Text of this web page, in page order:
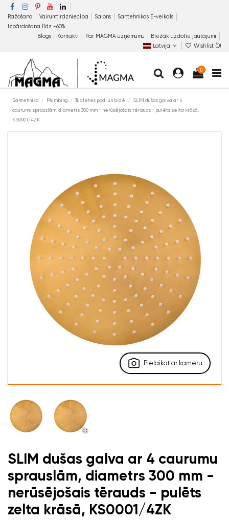
Ražošana Vairumtirdzniecība Salons
Santehnikas E-veikals
Izpārdošana līdz −60%
Blogs
Kontakti Par MAGMA uzņēmumu
Biežāk uzdotie jautājumi
Latvija
Wishlist (0)
0
Santehnika Plumbing Tualetes podi un bidē
SLIM dušas galva ar 4
caurumu sprauslām, diametrs 300 mm - nerūsējošais tērauds - pulēts zelta krāsā,
KS0001/4ZK
Pielaikot ar kameru
SLIM dušas galva ar 4 caurumu
sprauslām, diametrs 300 mm -
nerūsējošais tērauds - pulēts
zelta krāsā, KS0001/4ZK